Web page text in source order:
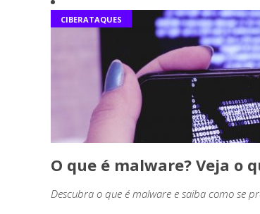
CIBERATAQUES
O que é malware? Veja o
Descubra o que é malware e saiba como se